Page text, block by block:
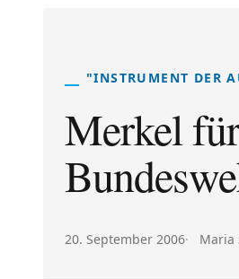
"INSTRUMENT DER
Merkel
Veröffentlicht am:
20. September 2006 Autor:
Maria